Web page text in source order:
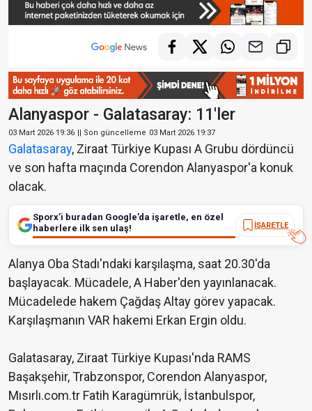
Alanyaspor - Galatasaray: 11'ler
03 Mart 2026 19:36 || Son güncelleme 03 Mart 2026 19:37
Galatasaray, Ziraat Türkiye Kupası A Grubu dördüncü
ve son hafta maçında Corendon Alanyaspor'a konuk
olacak.
Sporx’i buradan Google’da işaretle, en özel
haberlere ilk sen ulaş!
İŞARETLE
Alanya Oba Stadı'ndaki karşılaşma, saat 20.30'da
başlayacak. Mücadele, A Haber'den yayınlanacak.
Mücadelede hakem Çağdaş Altay görev yapacak.
Karşılaşmanın VAR hakemi Erkan Ergin oldu.
Galatasaray, Ziraat Türkiye Kupası'nda RAMS
Başakşehir, Trabzonspor, Corendon Alanyaspor,
Mısırlı.com.tr Fatih Karagümrük, İstanbulspor,